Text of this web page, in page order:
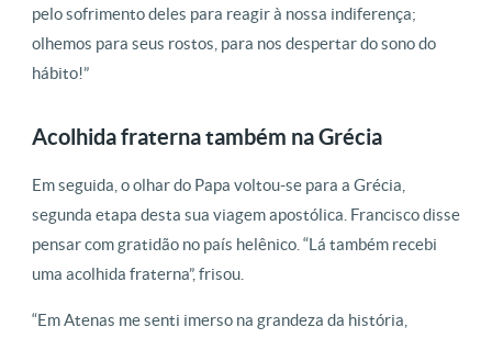
pelo sofrimento deles para reagir à nossa indiferença;
olhemos para seus rostos, para nos despertar do sono do
hábito!”
Acolhida fraterna também na Grécia
Em seguida, o olhar do Papa voltou-se para a Grécia,
segunda etapa desta sua viagem apostólica. Francisco disse
pensar com gratidão no país helênico. “Lá também recebi
uma acolhida fraterna”, frisou.
“Em Atenas me senti imerso na grandeza da história,